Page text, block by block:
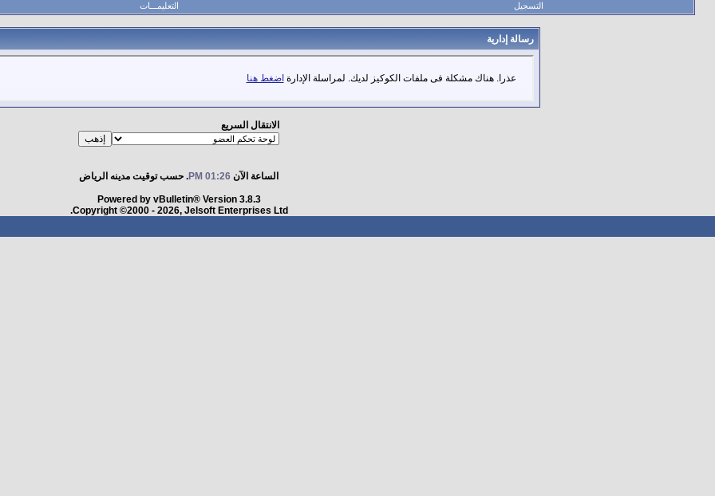
التسجيل التعليمـــات
رسالة إدارية
عذرا. هناك مشكلة فى ملفات الكوكيز لديك. لمراسلة الإدارة اضغط هنا
الانتقال السريع
الساعة الآن 01:26 PM . حسب توقيت مدينه الرياض
Powered by vBulletin® Version 3.8.3
Copyright ©2000 - 2026, Jelsoft Enterprises Ltd.